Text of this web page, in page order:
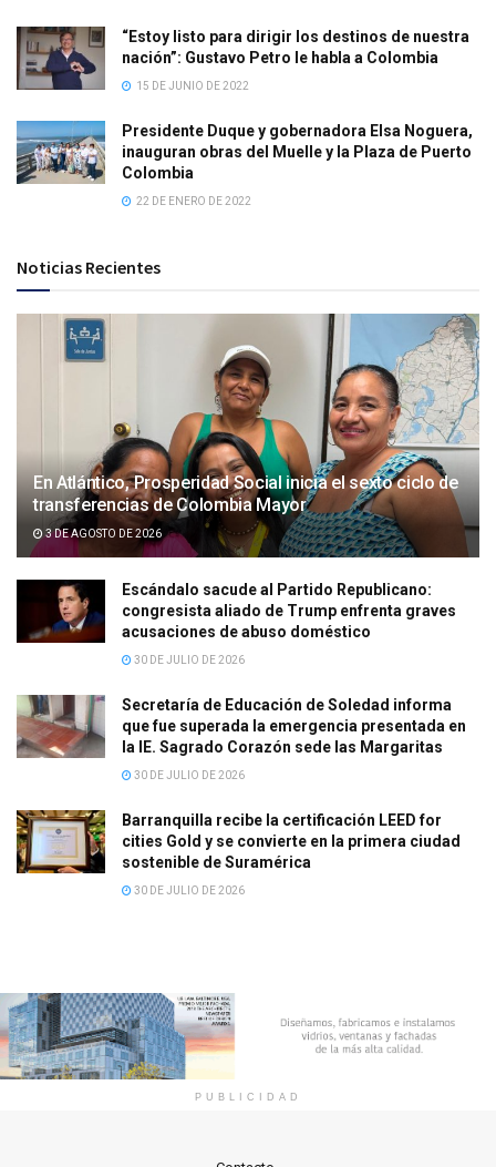
“Estoy listo para dirigir los destinos de nuestra
nación”: Gustavo Petro le habla a Colombia
15 DE JUNIO DE 2022
Presidente Duque y gobernadora Elsa Noguera,
inauguran obras del Muelle y la Plaza de Puerto
Colombia
22 DE ENERO DE 2022
Noticias Recientes
En Atlántico, Prosperidad Social inicia el sexto ciclo de
transferencias de Colombia Mayor
3 DE AGOSTO DE 2026
Escándalo sacude al Partido Republicano:
congresista aliado de Trump enfrenta graves
acusaciones de abuso doméstico
30 DE JULIO DE 2026
Secretaría de Educación de Soledad informa
que fue superada la emergencia presentada en
la IE. Sagrado Corazón sede las Margaritas
30 DE JULIO DE 2026
Barranquilla recibe la certificación LEED for
cities Gold y se convierte en la primera ciudad
sostenible de Suramérica
30 DE JULIO DE 2026
PUBLICIDAD